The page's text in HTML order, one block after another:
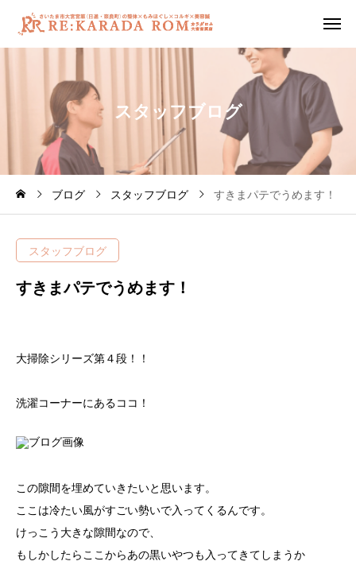
ス タ ッ フブロ グ
ブログ スタッフブログ すきまパテでうめます！
スタッフブログ
すきまパテでうめます！
大掃除シリーズ第４段！！
洗濯コーナーにあるココ！
この隙間を埋めていきたいと思います。
ここは冷たい風がすごい勢いで入ってくるんです。
けっこう大きな隙間なので、
もしかしたらここからあの黒いやつも入ってきてしまうか